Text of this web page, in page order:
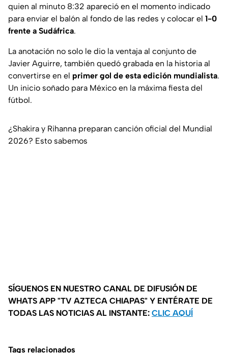
quien al minuto 8:32 apareció en el momento indicado
para enviar el balón al fondo de las redes y colocar el 1-0
frente a Sudáfrica.
La anotación no solo le dio la ventaja al conjunto de
Javier Aguirre, también quedó grabada en la historia al
convertirse en el primer gol de esta edición mundialista.
Un inicio soñado para México en la máxima fiesta del
fútbol.
¿Shakira y Rihanna preparan canción oficial del Mundial
2026? Esto sabemos
SÍGUENOS EN NUESTRO CANAL DE DIFUSIÓN DE
WHATS APP "TV AZTECA CHIAPAS" Y ENTÉRATE DE
TODAS LAS NOTICIAS AL INSTANTE: CLIC AQUÍ
Tags relacionados